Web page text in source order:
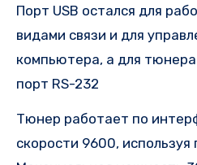
Порт USB остался для
видами связи и для
компьютера, а для
порт RS-232
Тюнер работает по
скорости 9600,